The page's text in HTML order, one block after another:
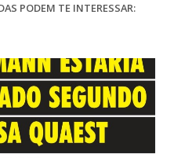
PODEM TE INTERESSAR: